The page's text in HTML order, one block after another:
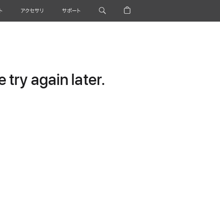
アクセサリ サポート
try again later.